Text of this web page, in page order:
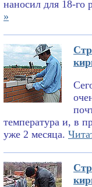
наносил для 18-го
»
температура и, в
уже 2 месяца.